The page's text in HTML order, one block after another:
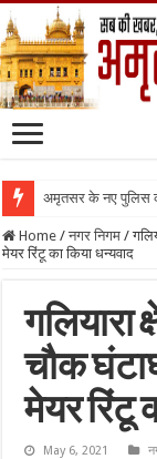
अमृतसर के नए पुलिस
Home / नगर निगम /
मेयर रिंटू का किया धन्यवाद
गलियारा
चौक
मेयर रिंटू
May 6, 2021